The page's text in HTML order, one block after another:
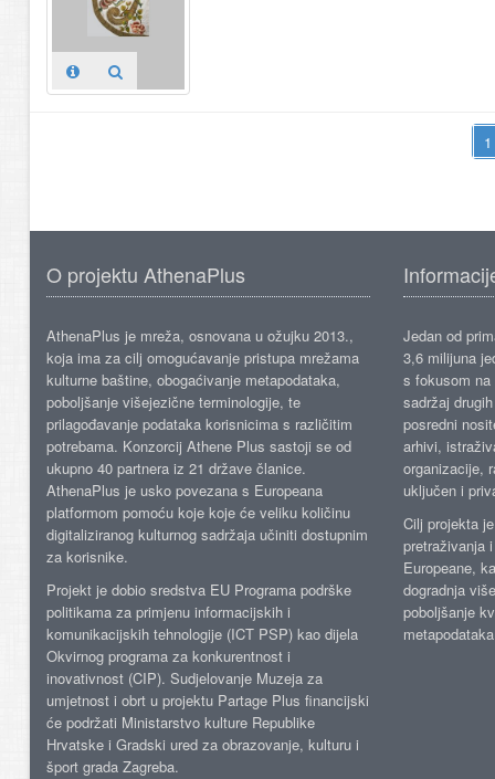
O projektu AthenaPlus
AthenaPlus je mreža, osnovana u ožujku 2013.,
koja ima za cilj omogućavanje pristupa mrežama
kulturne baštine, obogaćivanje metapodataka,
poboljšanje višejezične terminologije, te
prilagođavanje podataka korisnicima s različitim
potrebama. Konzorcij Athene Plus sastoji se od
ukupno 40 partnera iz 21 države članice.
AthenaPlus je usko povezana s Europeana
platformom pomoću koje koje će veliku količinu
digitaliziranog kulturnog sadržaja učiniti dostupnim
za korisnike.
Projekt je dobio sredstva EU Programa podrške
politikama za primjenu informacijskih i
komunikacijskih tehnologije (ICT PSP) kao dijela
Okvirnog programa za konkurentnost i
inovativnost (CIP). Sudjelovanje Muzeja za
umjetnost i obrt u projektu Partage Plus financijski
će podržati Ministarstvo kulture Republike
Hrvatske i Gradski ured za obrazovanje, kulturu i
šport grada Zagreba.
Jedan od
3,6 milijuna
s fokusom
sadržaj
posredni
arhivi,
organizacije,
uključen i
Cilj projekta
pretraživanja
Europeane,
dogradnja
poboljšanje